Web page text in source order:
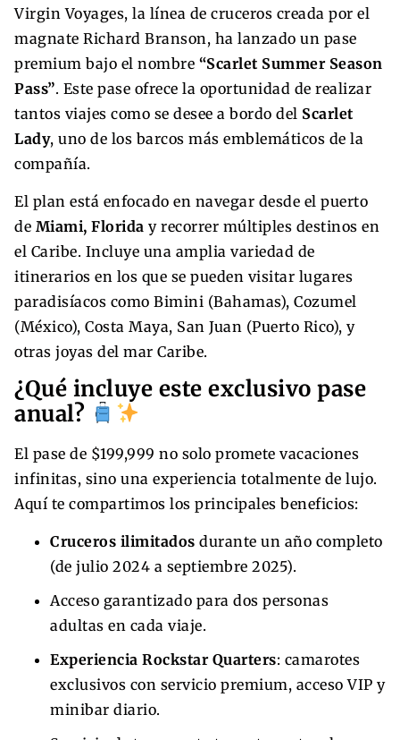
Virgin Voyages, la línea de cruceros creada por el
magnate Richard Branson, ha lanzado un pase
premium bajo el nombre “Scarlet Summer Season
Pass”. Este pase ofrece la oportunidad de realizar
tantos viajes como se desee a bordo del Scarlet
Lady, uno de los barcos más emblemáticos de la
compañía.
El plan está enfocado en navegar desde el puerto
de Miami, Florida y recorrer múltiples destinos en
el Caribe. Incluye una amplia variedad de
itinerarios en los que se pueden visitar lugares
paradisíacos como Bimini (Bahamas), Cozumel
(México), Costa Maya, San Juan (Puerto Rico), y
otras joyas del mar Caribe.
¿Qué incluye este exclusivo pase
anual?
El pase de $199,999 no solo promete vacaciones
infinitas, sino una experiencia totalmente de lujo.
Aquí te compartimos los principales beneficios:
Cruceros ilimitados durante un año completo
(de julio 2024 a septiembre 2025).
Acceso garantizado para dos personas
adultas en cada viaje.
Experiencia Rockstar Quarters: camarotes
exclusivos con servicio premium, acceso VIP y
minibar diario.